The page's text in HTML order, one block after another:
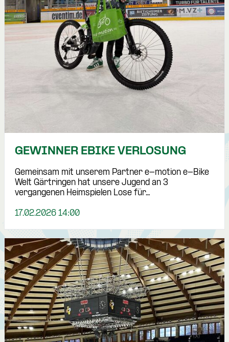
GEWINNER EBIKE VERLOSUNG
Gemeinsam mit unserem Partner e-motion e-Bike
Welt Gärtringen hat unsere Jugend an 3
vergangenen Heimspielen Lose für…
17.02.2026 14:00